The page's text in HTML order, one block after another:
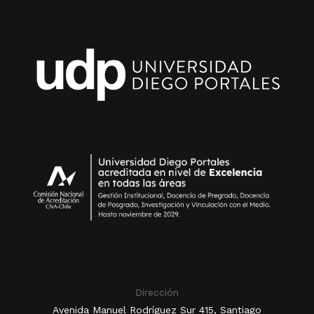
Dirección
Avenida Manuel Rodríguez Sur 415, Santiago